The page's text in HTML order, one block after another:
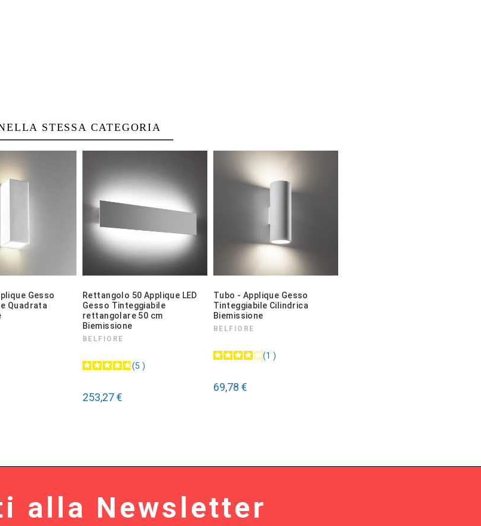
preferito la versione rettangolare, questa più piccola è stata una necessità di spazio, ma comunque ottimo prodotto è
da descrizione
del23/1/2017 , in seguito ad un'esperienza del13/12/2016 diA.A.
STESSA CATEGORIA
Gesso
Quadrata
Rettangolo 50 Applique LED
Gesso Tinteggiabile
rettangolare 50 cm
Biemissione
BELFIORE
5
253,27 €
Tubo - Applique Gesso
Tinteggiabile Cilindrica
Biemissione
BELFIORE
1
69,78 €
alla Newsletter